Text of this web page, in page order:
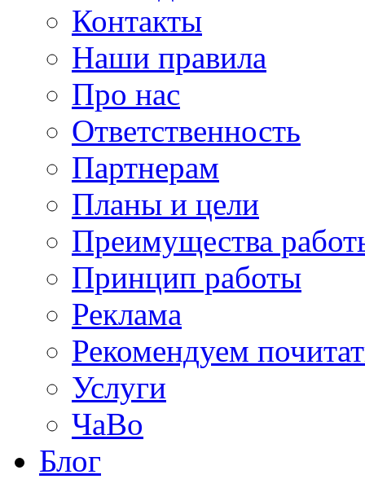
Контакты
Наши правила
Про нас
Ответственность
Партнерам
Планы и цели
Преимущества
Принцип работы
Реклама
Рекомендуем
Услуги
ЧаВо
Блог